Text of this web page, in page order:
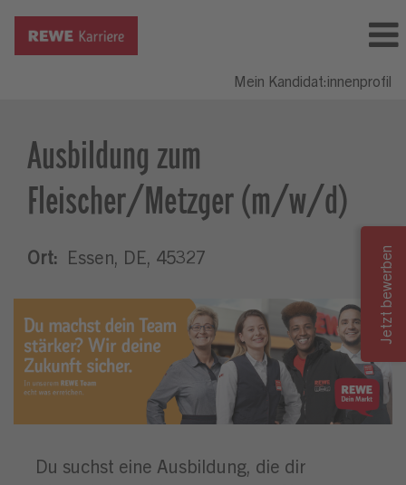
Mein Kandidat:innenprofil
Ausbildung zum
Fleischer/Metzger (m/w/d)
Ort: Essen, DE, 45327
Du suchst eine Ausbildung, die dir